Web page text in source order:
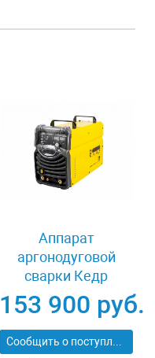
Аппарат
аргонодуговой
сварки Кедр
MultiTIG-3200P
AC/DC 8008476
153 900 руб.
Сообщить о поступлении